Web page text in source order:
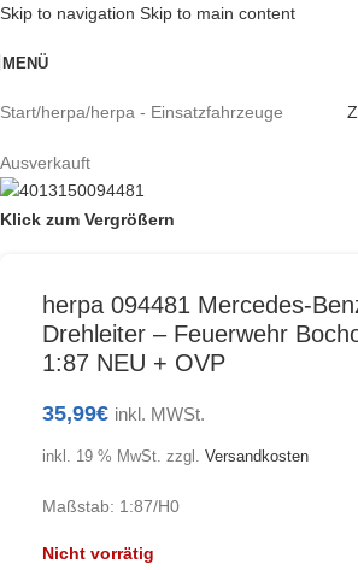
Skip to navigation Skip to main content
MENÜ
Start/herpa/herpa - Einsatzfahrzeuge
Ausverkauft
Klick zum Vergrößern
herpa 094481 Mercedes-
Drehleiter – Feuerwehr
1:87 NEU + OVP
35,99€ inkl. MWSt.
inkl. 19 % MwSt. zzgl. Versandkosten
Maßstab: 1:87/H0
Nicht vorrätig